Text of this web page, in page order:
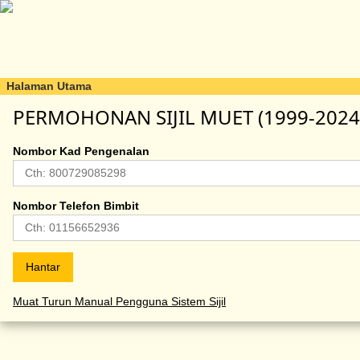
Halaman Utama
PERMOHONAN SIJIL MUET (1999-
Nombor Kad Pengenalan
Nombor Telefon Bimbit
Muat Turun Manual Pengguna Sistem Sijil